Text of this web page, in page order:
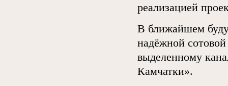
реализацией
В ближайшем
надёжной сотовой
выделенному
Камчатки».